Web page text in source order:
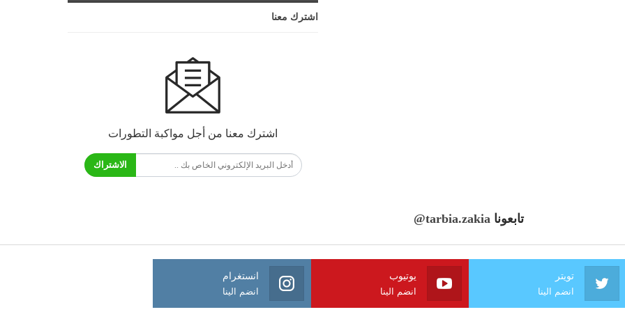
اشترك معنا
اشترك معنا من أجل مواكبة التطورات
الاشتراك
تابعونا @tarbia.zakia
تويتر
انضم الينا
يوتيوب
انضم الينا
انستغرام
انضم الينا